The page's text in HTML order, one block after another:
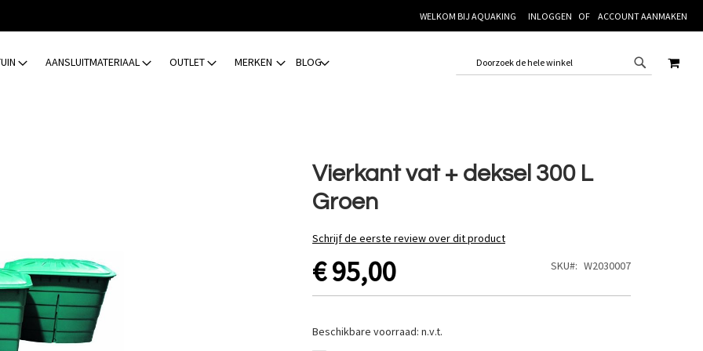
WELKOM BIJ AQUAKING INLOGGEN ACCOUNT AANMAKEN
AANSLUITMATERIAAL OUTLET MERKEN BLOG
Vierkant vat + deksel 300 L
Groen
Schrijf de eerste review over dit product
€ 95,00 SKU W2030007
Beschikbare voorraad: n.v.t.